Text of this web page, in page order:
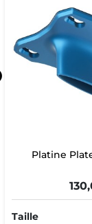
Platine
Taille